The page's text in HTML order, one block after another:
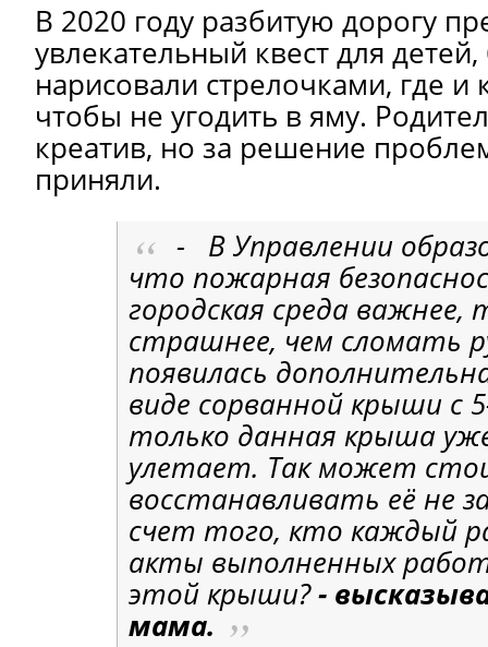
В 2020 году разбитую дорогу
увлекательный квест для
нарисовали стрелочками, где и
чтобы не угодить в яму.
креатив, но за решение
приняли.
- В Управлении
что пожарная
городская среда важнее,
страшнее, чем сломать
появилась
виде сорванной крыши с
только данная крыша
улетает. Так может
восстанавливать её не
счет того, кто каждый
акты выполненных
этой крыши?-
мама.